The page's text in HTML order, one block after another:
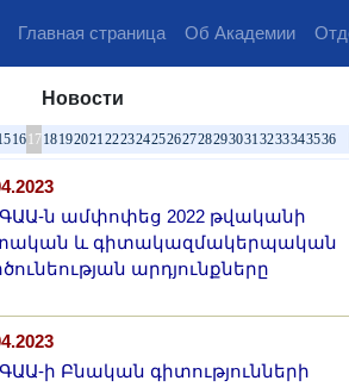
Главная страница Об Академии
Новости
161718192021222324252627282930313233343536
ն ամփոփեց 2022 թվականի
և գիտակազմակերպական
արդյունքները
ի Բնական գիտությունների